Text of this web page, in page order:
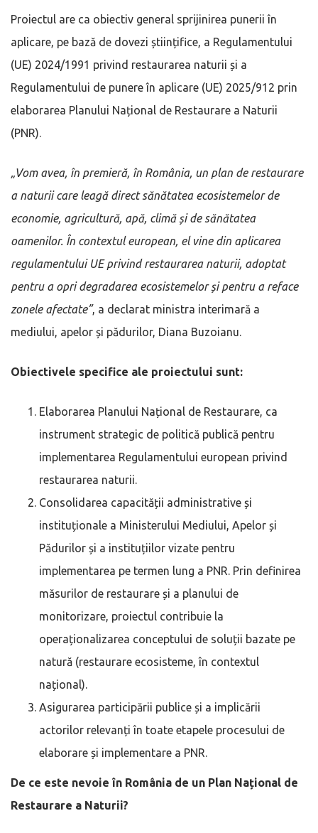
Proiectul are ca obiectiv general sprijinirea punerii în
aplicare, pe bază de dovezi științifice, a Regulamentului
(UE) 2024/1991 privind restaurarea naturii și a
Regulamentului de punere în aplicare (UE) 2025/912 prin
elaborarea Planului Național de Restaurare a Naturii
(PNR).
„Vom avea, în premieră, în România, un plan de restaurare
a naturii care leagă direct sănătatea ecosistemelor de
economie, agricultură, apă, climă și de sănătatea
oamenilor. În contextul european, el vine din aplicarea
regulamentului UE privind restaurarea naturii, adoptat
pentru a opri degradarea ecosistemelor și pentru a reface
zonele afectate”, a declarat ministra interimară a
mediului, apelor și pădurilor, Diana Buzoianu.
Obiectivele specifice ale proiectului sunt:
Elaborarea Planului Național de Restaurare, ca
instrument strategic de politică publică pentru
implementarea Regulamentului european privind
restaurarea naturii.
Consolidarea capacității administrative și
instituționale a Ministerului Mediului, Apelor și
Pădurilor și a instituțiilor vizate pentru
implementarea pe termen lung a PNR. Prin definirea
măsurilor de restaurare și a planului de
monitorizare, proiectul contribuie la
operaționalizarea conceptului de soluții bazate pe
natură (restaurare ecosisteme, în contextul
național).
Asigurarea participării publice și a implicării
actorilor relevanți în toate etapele procesului de
elaborare și implementare a PNR.
De ce este nevoie în România de un Plan Național de
Restaurare a Naturii?